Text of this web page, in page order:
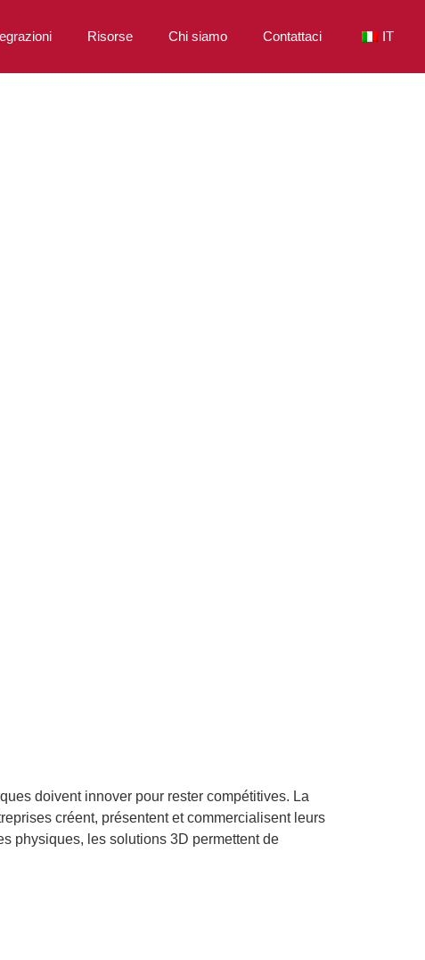
Risorse Chi siamo Contattaci IT
doivent innover pour rester compétitives. La
créent, présentent et commercialisent leurs
physiques, les solutions 3D permettent de